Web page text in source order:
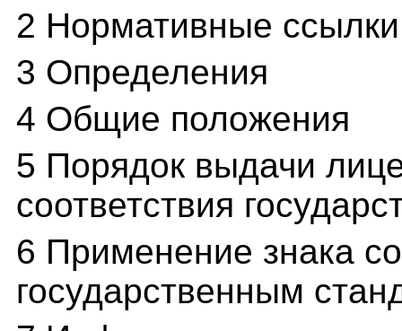
2 Нормативные ссылки
3 Определения
4 Общие положения
5 Порядок выдачи
соответствия
6 Применение знака
государственным